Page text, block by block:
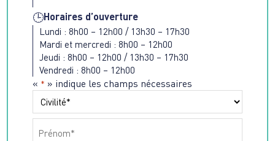
🕒Horaires d’ouverture
Lundi : 8h00 – 12h00 / 13h30 – 17h30
Mardi et mercredi : 8h00 – 12h00
Jeudi : 8h00 – 12h00 / 13h30 – 17h30
Vendredi : 8h00 – 12h00
« * » indique les champs nécessaires
Nom*
Préfixe